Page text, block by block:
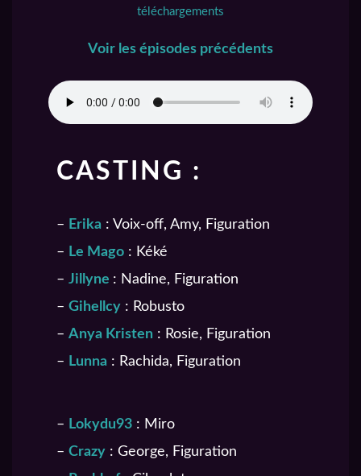
téléchargements
Voir les épisodes précédents
CASTING :
– Erika : Voix-off, Amy, Figuration
– Le Mago : Kéké
– Jillyne : Nadine, Figuration
– Gihellcy : Robusto
– Anya Kristen : Rosie, Figuration
– Lunna : Rachida, Figuration
– Lokydu93 : Miro
– Crazy : George, Figuration